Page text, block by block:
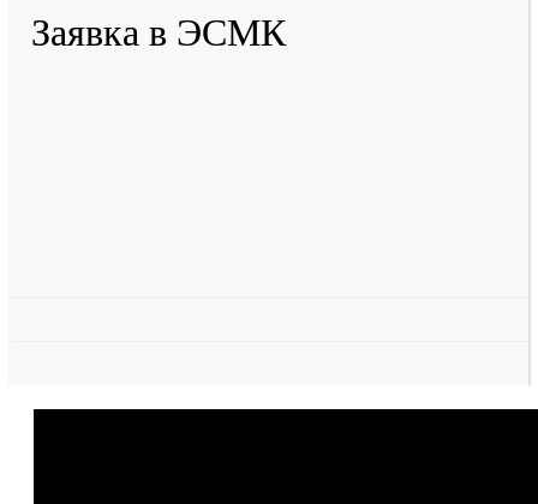
Заявка в ЭСМК